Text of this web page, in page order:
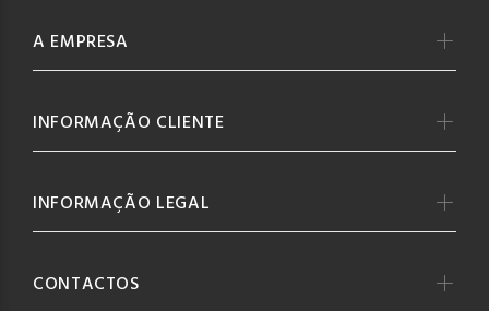
A EMPRESA
INFORMAÇÃO CLIENTE
INFORMAÇÃO LEGAL
CONTACTOS